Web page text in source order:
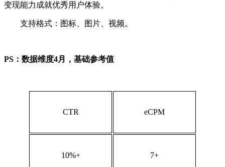
变现能力成就优秀用户体验。
支持格式：图标、图片、视频。
PS：数据维度4月，基础参考值
CTR eCPM
10%+ 7+